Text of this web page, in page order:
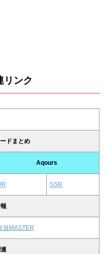
リンク
ドまとめ
Aqours
SSR
規MASTER